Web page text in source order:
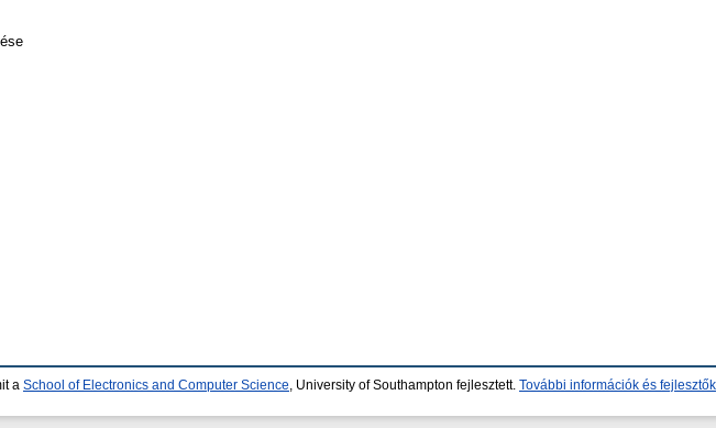
a School of Electronics and Computer Science , University of Southampton fejlesztett. További információk és fejlesztők